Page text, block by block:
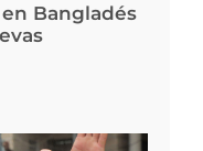
Bangladés